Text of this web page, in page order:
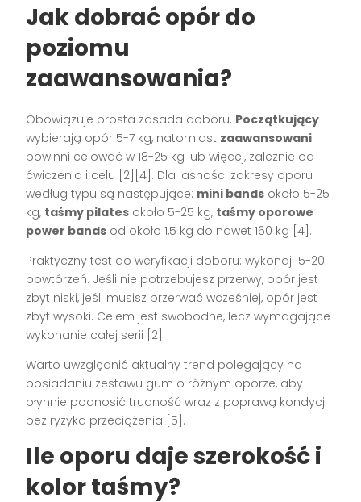
Jak dobrać opór do
poziomu
zaawansowania?
Obowiązuje prosta zasada doboru. Początkujący
wybierają opór 5-7 kg, natomiast zaawansowani
powinni celować w 18-25 kg lub więcej, zależnie od
ćwiczenia i celu [2][4]. Dla jasności zakresy oporu
według typu są następujące: mini bands około 5-25
kg, taśmy pilates około 5-25 kg, taśmy oporowe
power bands od około 1,5 kg do nawet 160 kg [4].
Praktyczny test do weryfikacji doboru: wykonaj 15-20
powtórzeń. Jeśli nie potrzebujesz przerwy, opór jest
zbyt niski, jeśli musisz przerwać wcześniej, opór jest
zbyt wysoki. Celem jest swobodne, lecz wymagające
wykonanie całej serii [2].
Warto uwzględnić aktualny trend polegający na
posiadaniu zestawu gum o różnym oporze, aby
płynnie podnosić trudność wraz z poprawą kondycji
bez ryzyka przeciążenia [5].
Ile oporu daje szerokość i
kolor taśmy?